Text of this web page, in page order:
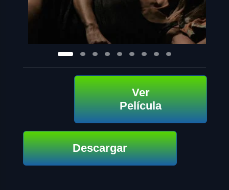
Ver
Película
Descargar